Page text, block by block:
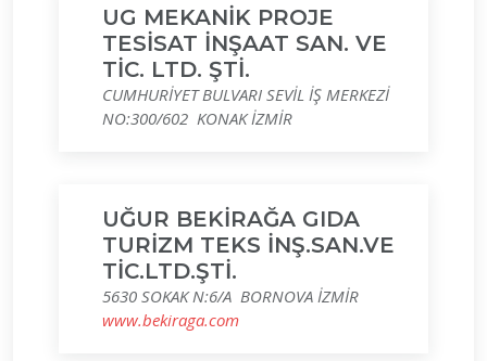
UG MEKANİK PROJE
TESİSAT İNŞAAT SAN. VE
TİC. LTD. ŞTİ.
CUMHURİYET BULVARI SEVİL İŞ MERKEZİ
NO:300/602 KONAK İZMİR
UĞUR BEKİRAĞA GIDA
TURİZM TEKS İNŞ.SAN.VE
TİC.LTD.ŞTİ.
5630 SOKAK N:6/A BORNOVA İZMİR
www.bekiraga.com